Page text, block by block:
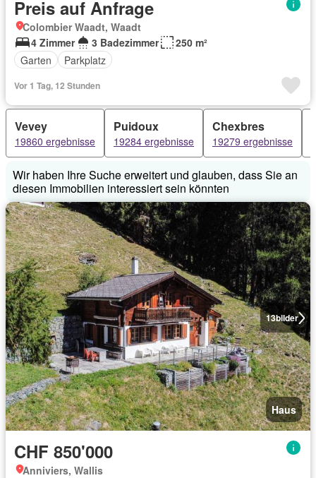
Preis auf Anfrage
Colombier Waadt, Waadt
4 Zimmer
3 Badezimmer
250 m²
Garten
Parkplatz
Vor 1 Tag, 12 Stunden
Vevey
19860 ergebnisse
Puidoux
19284 ergebnisse
Chexbres
19279 ergebnisse
Wir haben Ihre Suche erweitert und glauben, dass Sie an
diesen Immobilien interessiert sein könnten
13bilder
Haus
CHF 850'000
Anniviers, Wallis